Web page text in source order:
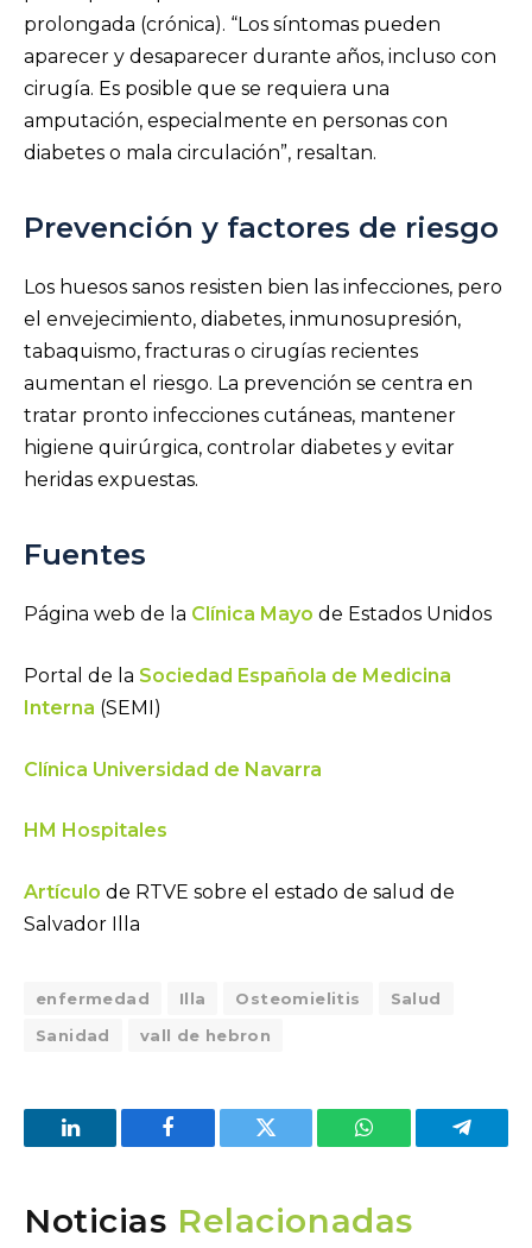
prolongada (crónica). “Los síntomas pueden
aparecer y desaparecer durante años, incluso con
cirugía. Es posible que se requiera una
amputación, especialmente en personas con
diabetes o mala circulación”, resaltan.
Prevención y factores de riesgo
Los huesos sanos resisten bien las infecciones, pero
el envejecimiento, diabetes, inmunosupresión,
tabaquismo, fracturas o cirugías recientes
aumentan el riesgo. La prevención se centra en
tratar pronto infecciones cutáneas, mantener
higiene quirúrgica, controlar diabetes y evitar
heridas expuestas.
Fuentes
Página web de la Clínica Mayo de Estados Unidos
Portal de la Sociedad Española de Medicina
Interna (SEMI)
Clínica Universidad de Navarra
HM Hospitales
Artículo de RTVE sobre el estado de salud de
Salvador Illa
enfermedad Illa Osteomielitis
Salud
Sanidad
vall de hebron
LinkedIn Facebook Twitter WhatsApp
Noticias Relacionadas